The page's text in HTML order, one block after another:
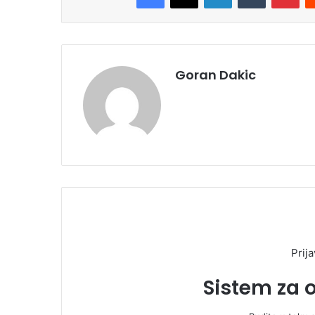
Goran Dakic
Sistem za